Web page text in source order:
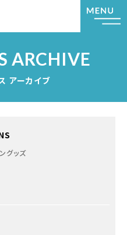
ARCHIVE
アーカイブ
グッズ